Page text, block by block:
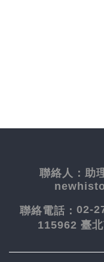
聯絡人： 助
聯絡電話： 02-
115962 臺